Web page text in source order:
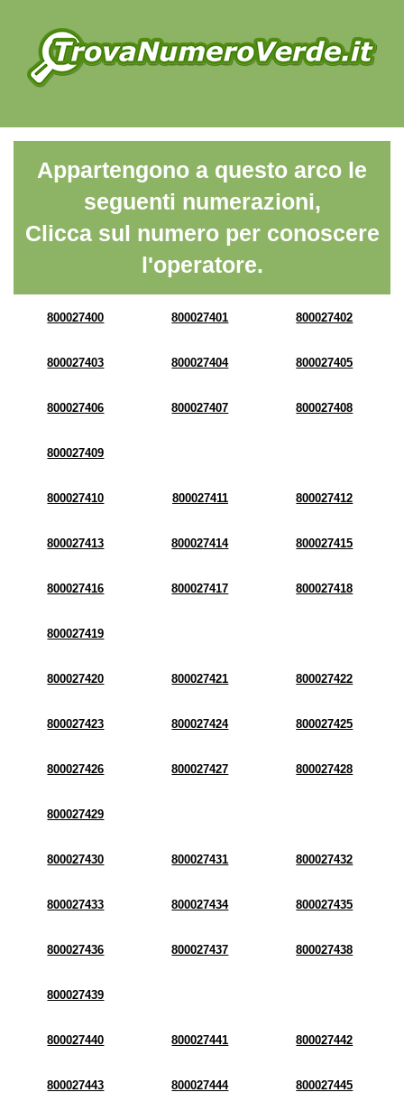
Appartengono a questo arco le
seguenti numerazioni,
Clicca sul numero per conoscere
l'operatore.
800027400 800027401 800027402
800027403 800027404 800027405
800027406 800027407 800027408
800027409
800027410 800027411 800027412
800027413 800027414 800027415
800027416 800027417 800027418
800027419
800027420 800027421 800027422
800027423 800027424 800027425
800027426 800027427 800027428
800027429
800027430 800027431 800027432
800027433 800027434 800027435
800027436 800027437 800027438
800027439
800027440 800027441 800027442
800027443 800027444 800027445